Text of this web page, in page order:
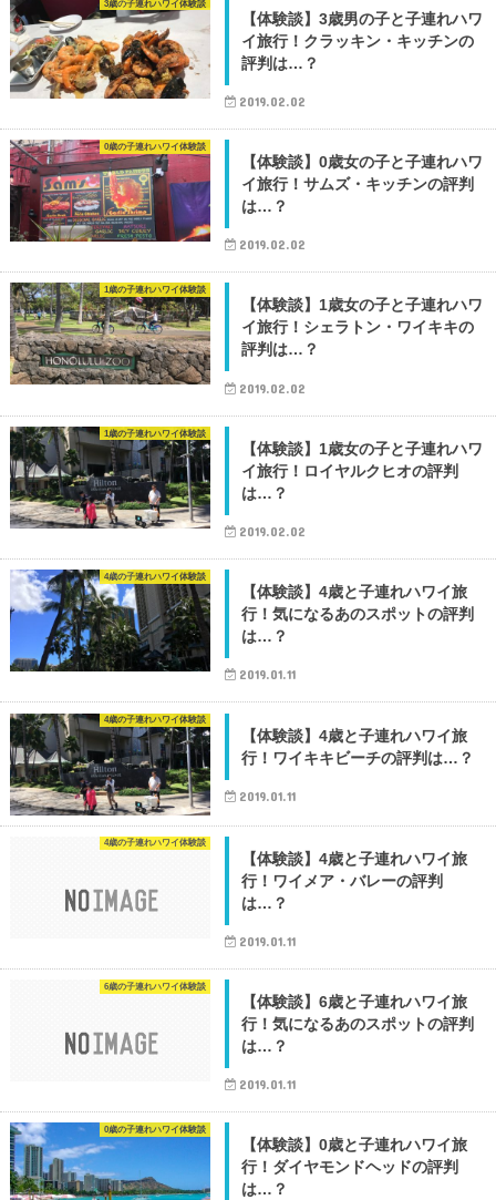
3歳の子連れハワイ体験談
【体験談】3歳男の子と子連れハワ
イ旅行！クラッキン・キッチンの
評判は…？
2019.02.02
0歳の子連れハワイ体験談
【体験談】0歳女の子と子連れハワ
イ旅行！サムズ・キッチンの評判
は…？
2019.02.02
1歳の子連れハワイ体験談
【体験談】1歳女の子と子連れハワ
イ旅行！シェラトン・ワイキキの
評判は…？
2019.02.02
1歳の子連れハワイ体験談
【体験談】1歳女の子と子連れハワ
イ旅行！ロイヤルクヒオの評判
は…？
2019.02.02
4歳の子連れハワイ体験談
【体験談】4歳と子連れハワイ旅
行！気になるあのスポットの評判
は…？
2019.01.11
4歳の子連れハワイ体験談
【体験談】4歳と子連れハワイ旅
行！ワイキキビーチの評判は…？
2019.01.11
4歳の子連れハワイ体験談
【体験談】4歳と子連れハワイ旅
行！ワイメア・バレーの評判
は…？
2019.01.11
6歳の子連れハワイ体験談
【体験談】6歳と子連れハワイ旅
行！気になるあのスポットの評判
は…？
2019.01.11
0歳の子連れハワイ体験談
【体験談】0歳と子連れハワイ旅
行！ダイヤモンドヘッドの評判
は…？